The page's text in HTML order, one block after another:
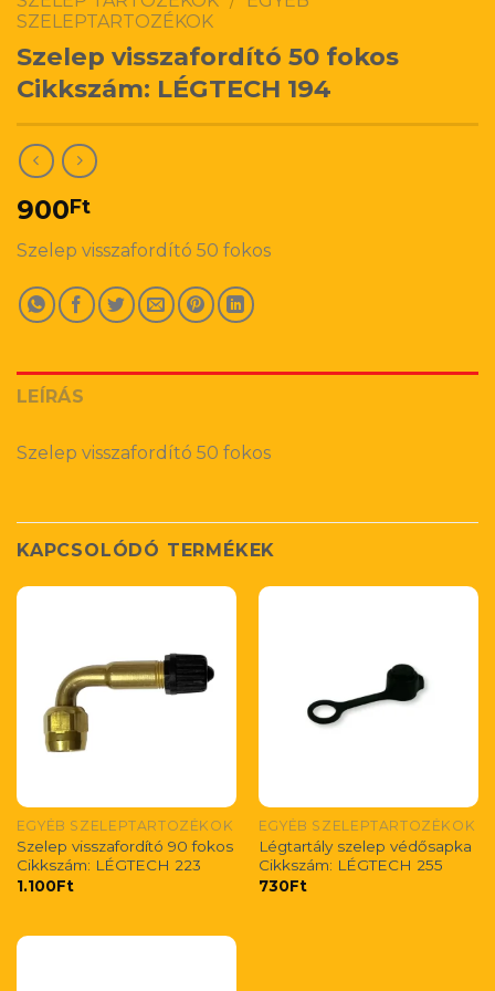
SZELEPTARTOZÉKOK
Szelep visszafordító 50 fokos
Cikkszám: LÉGTECH 194
900Ft
Szelep visszafordító 50 fokos
LEÍRÁS
Szelep visszafordító 50 fokos
KAPCSOLÓDÓ TERMÉKEK
EGYÉB SZELEPTARTOZÉKOK
Szelep visszafordító 90 fokos
Cikkszám: LÉGTECH 223
1.100Ft
EGYÉB SZELEPTARTOZÉKOK
Légtartály szelep védősapka
Cikkszám: LÉGTECH 255
730Ft